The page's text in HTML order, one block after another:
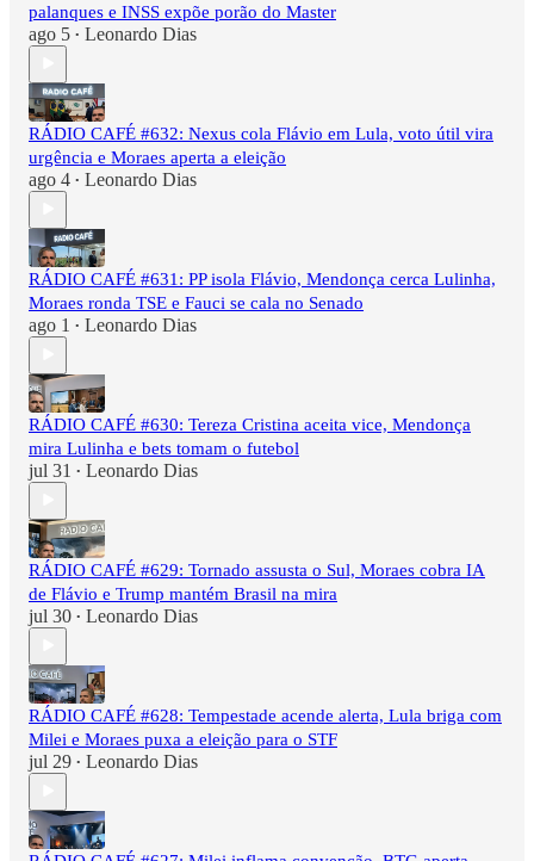
palanques e INSS expõe porão do Master
ago 5 • Leonardo Dias
RÁDIO CAFÉ #632: Nexus cola Flávio em Lula, voto útil vira
urgência e Moraes aperta a eleição
ago 4 • Leonardo Dias
RÁDIO CAFÉ #631: PP isola Flávio, Mendonça cerca Lulinha,
Moraes ronda TSE e Fauci se cala no Senado
ago 1 • Leonardo Dias
RÁDIO CAFÉ #630: Tereza Cristina aceita vice, Mendonça
mira Lulinha e bets tomam o futebol
jul 31 • Leonardo Dias
RÁDIO CAFÉ #629: Tornado assusta o Sul, Moraes cobra IA
de Flávio e Trump mantém Brasil na mira
jul 30 • Leonardo Dias
RÁDIO CAFÉ #628: Tempestade acende alerta, Lula briga com
Milei e Moraes puxa a eleição para o STF
jul 29 • Leonardo Dias